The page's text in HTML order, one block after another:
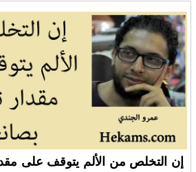
إن التخلص من الألم يتوقف على